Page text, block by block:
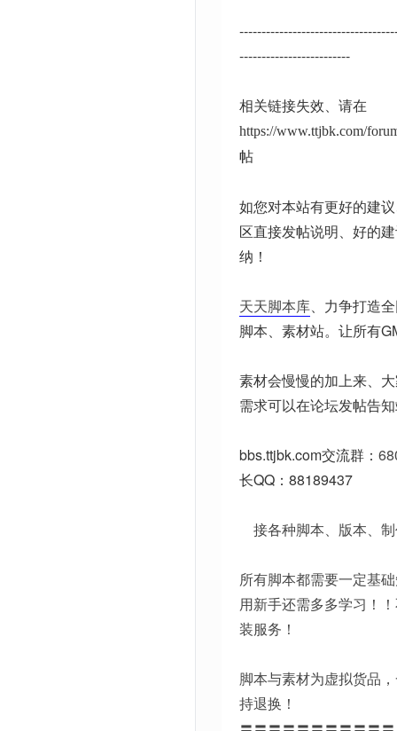
-------------------------
相关链接失效、请在
https://www.ttjbk.com/
帖
如您对本站有更好的建
区直接发帖说明、好的
纳！
天天脚本库、力争打造
脚本、素材站。让所有
素材会慢慢的加上来、
需求可以在论坛发帖告
bbs.ttjbk.com交流群：
长QQ：88189437
接各种脚本、版本、
所有脚本都需要一定基
用新手还需多多学习！
装服务！
脚本与素材为虚拟货品
持退换！